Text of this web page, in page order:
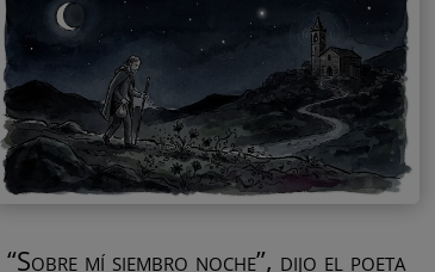
“Sobre mí siembro noche”, dijo el poeta